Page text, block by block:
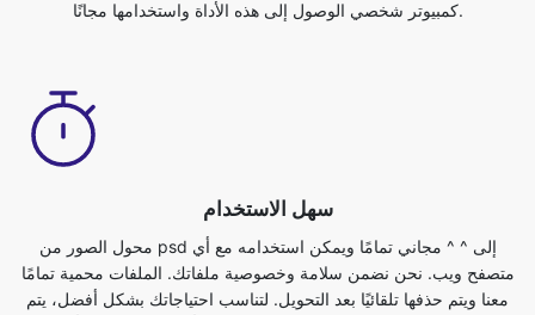
محول الصور من psd إلى ^ ^ مجاني تمامًا ويمكن استخدامه مع أي
متصفح ويب. نحن نضمن سلامة وخصوصية ملفاتك. الملفات محمية تمامًا
معنا ويتم حذفها تلقائيًا بعد التحويل. لتناسب احتياجاتك بشكل أفضل، يتم
تحويل ملفات الصور على خوادم قوية، وهي أسرع من معظم أجهزة
الكمبيوتر الشخصية. هذا المحول النهائي من psd إلى ^ ^ مجاني تمامًا
للاستخدام. يمكن لأي شخص لديه هاتف أو جهاز لوحي أو كمبيوتر محمول
أو كمبيوتر شخصي الوصول إلى هذه الأداة واستخدامها مجانًا. لا توجد